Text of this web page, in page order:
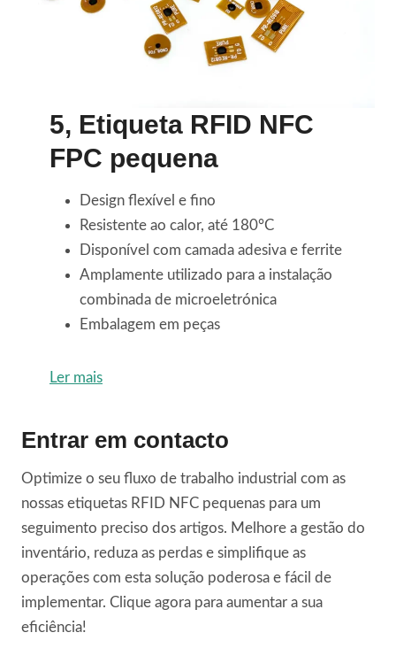
5, Etiqueta RFID NFC
FPC pequena
Design flexível e fino
Resistente ao calor, até 180°C
Disponível com camada adesiva e ferrite
Amplamente utilizado para a instalação
combinada de microeletrónica
Embalagem em peças
Ler mais
Entrar em contacto
Optimize o seu fluxo de trabalho industrial com as
nossas etiquetas RFID NFC pequenas para um
seguimento preciso dos artigos. Melhore a gestão do
inventário, reduza as perdas e simplifique as
operações com esta solução poderosa e fácil de
implementar. Clique agora para aumentar a sua
eficiência!